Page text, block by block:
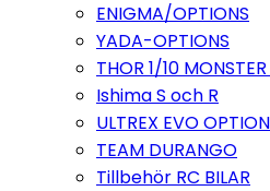
ENIGMA/OPTIONS
YADA-OPTIONS
THOR 1/10
Ishima S och R
ULTREX EVO
TEAM DURANGO
Tillbehör RC BILAR